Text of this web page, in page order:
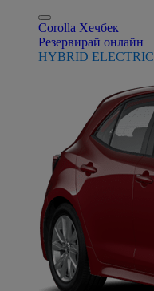
Corolla Хечбек
Резервирай онлайн
HYBRID ELECTRIC